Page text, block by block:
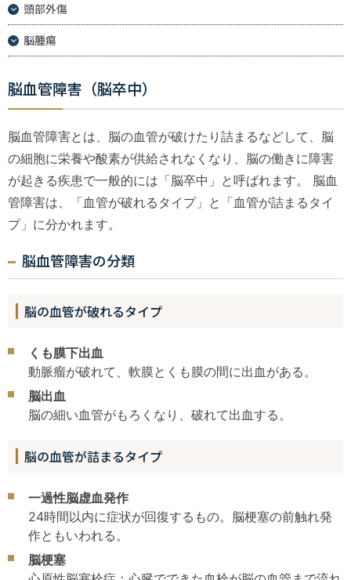
頭部外傷
脳腫瘍
脳血管障害（脳卒中）
脳血管障害とは、脳の血管が破けたり詰まるなどして、脳
の細胞に栄養や酸素が供給されなくなり、脳の働きに障害
が起きる疾患で一般的には「脳卒中」と呼ばれます。 脳血
管障害は、「血管が破れるタイプ」と「血管が詰まるタイ
プ」に分かれます。
脳血管障害の分類
脳の血管が破れるタイプ
くも膜下出血
動脈瘤が破れて、軟膜とくも膜の間に出血がある。
脳出血
脳の細い血管がもろくなり、破れて出血する。
脳の血管が詰まるタイプ
一過性脳虚血発作
24時間以内に症状が回復するもの。脳梗塞の前触れ発
作ともいわれる。
脳梗塞